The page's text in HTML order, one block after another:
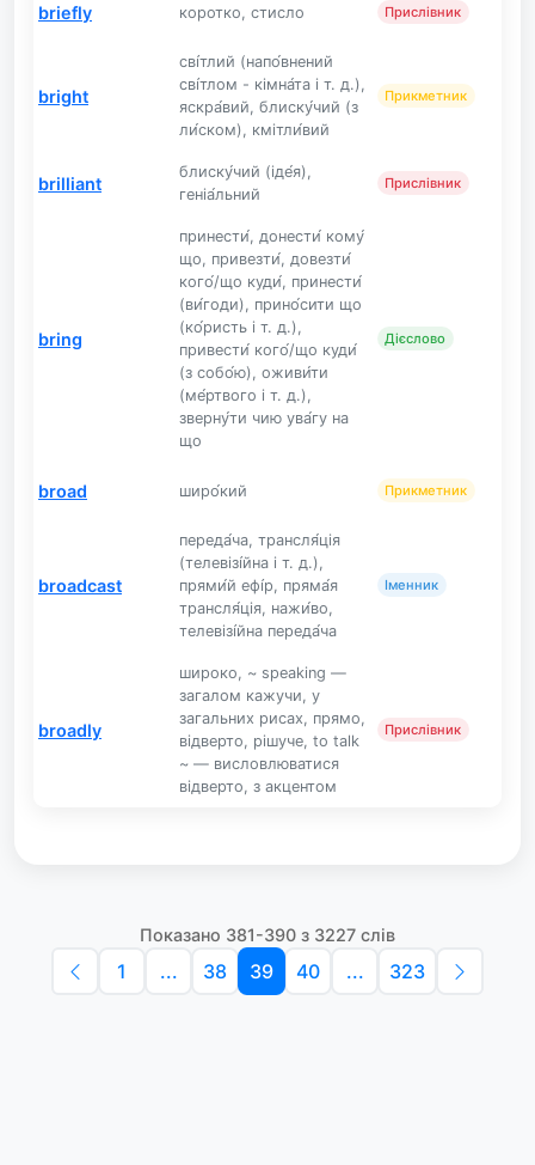
briefly коротко, стисло Прислівник
bright
сві́тлий (напо́внений
сві́тлом - кімна́та і т. д.),
яскра́вий, блиску́чий (з
ли́ском), кмітли́вий
Прикметник
brilliant
блиску́чий (іде́я),
геніа́льний
Прислівник
bring
принести́, донести́ кому́
що, привезти́, довезти́
кого́/що куди́, принести́
(ви́годи), прино́сити що
(ко́ристь і т. д.),
привести́ кого́/що куди́
(з собо́ю), оживи́ти
(ме́ртвого і т. д.),
зверну́ти чию ува́гу на
що
Дієслово
broad широ́кий Прикметник
broadcast
переда́ча, трансля́ція
(телевізі́йна і т. д.),
прями́й ефі́р, пряма́я
трансля́ція, нажи́во,
телевізі́йна переда́ча
Іменник
broadly
широко, ~ speaking —
загалом кажучи, у
загальних рисах, прямо,
відверто, рішуче, to talk
~ — висловлюватися
відверто, з акцентом
Прислівник
Показано 381-390 з 3227 слів
1 ... 38 39 40 ... 323